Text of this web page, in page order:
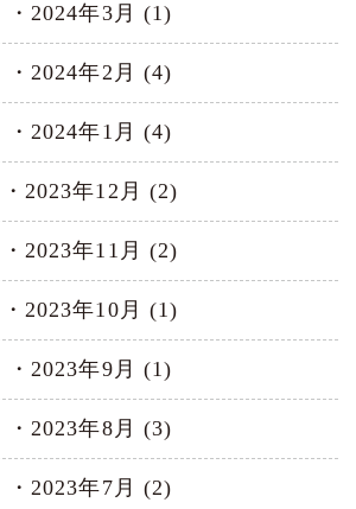
2024年3月 (1)
2024年2月 (4)
2024年1月 (4)
2023年12月 (2)
2023年11月 (2)
2023年10月 (1)
2023年9月 (1)
2023年8月 (3)
2023年7月 (2)